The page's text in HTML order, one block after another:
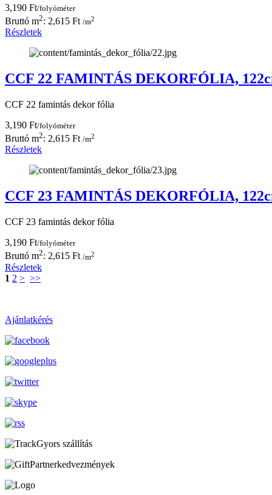
3,190 Ft/folyóméter
Bruttó m2: 2,615 Ft /m2
Részletek
CCF 22 FAMINTÁS DEKORFÓLIA,
CCF 22 famintás dekor fólia
3,190 Ft/folyóméter
Bruttó m2: 2,615 Ft /m2
Részletek
CCF 23 FAMINTÁS DEKORFÓLIA,
CCF 23 famintás dekor fólia
3,190 Ft/folyóméter
Bruttó m2: 2,615 Ft /m2
Részletek
1 2 > >>
Ajánlatkérés
Gyors szállítás
Partnerkedvezmények